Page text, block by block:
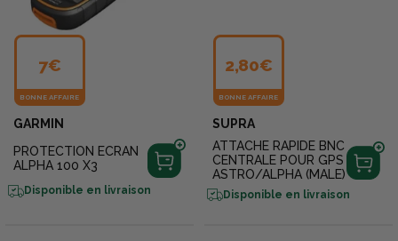
7€
BONNE AFFAIRE
GARMIN
PROTECTION ECRAN
ALPHA 100 X3
Disponible en livraison
2,80€
BONNE AFFAIRE
SUPRA
ATTACHE RAPIDE BNC
CENTRALE POUR GPS
ASTRO/ALPHA (MALE)
Disponible en livraison